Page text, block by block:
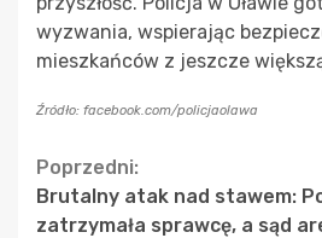
wyzwania, wspierając
mieszkańców z jeszcze
Źródło: facebook.com/policjaolawa
Continue
Reading
Poprzedni:
Brutalny atak nad stawem:
zatrzymała sprawcę, a sąd